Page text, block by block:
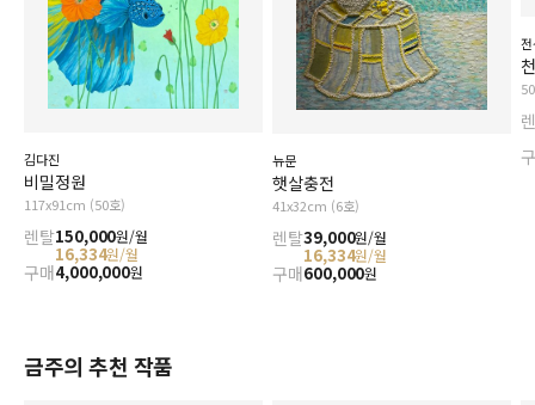
김다진
비밀정원
117x91cm (50호)
렌탈150,000원/월
16,334원/월
구매4,000,000원
뉴문
햇살충전
41x32cm (6호)
렌탈39,000원/월
16,334원/월
구매600,000원
금주의 추천 작품